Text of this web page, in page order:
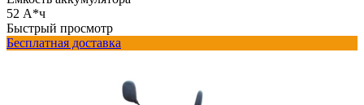
52 А*ч
Быстрый просмотр
Бесплатная доставка